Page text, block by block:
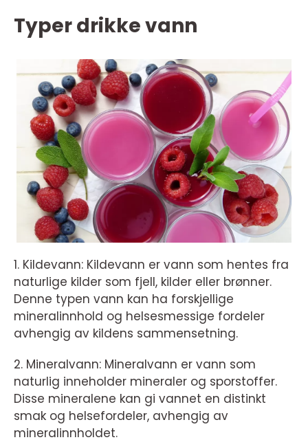
Typer drikke vann
1. Kildevann: Kildevann er vann som hentes fra
naturlige kilder som fjell, kilder eller brønner.
Denne typen vann kan ha forskjellige
mineralinnhold og helsesmessige fordeler
avhengig av kildens sammensetning.
2. Mineralvann: Mineralvann er vann som
naturlig inneholder mineraler og sporstoffer.
Disse mineralene kan gi vannet en distinkt
smak og helsefordeler, avhengig av
mineralinnholdet.